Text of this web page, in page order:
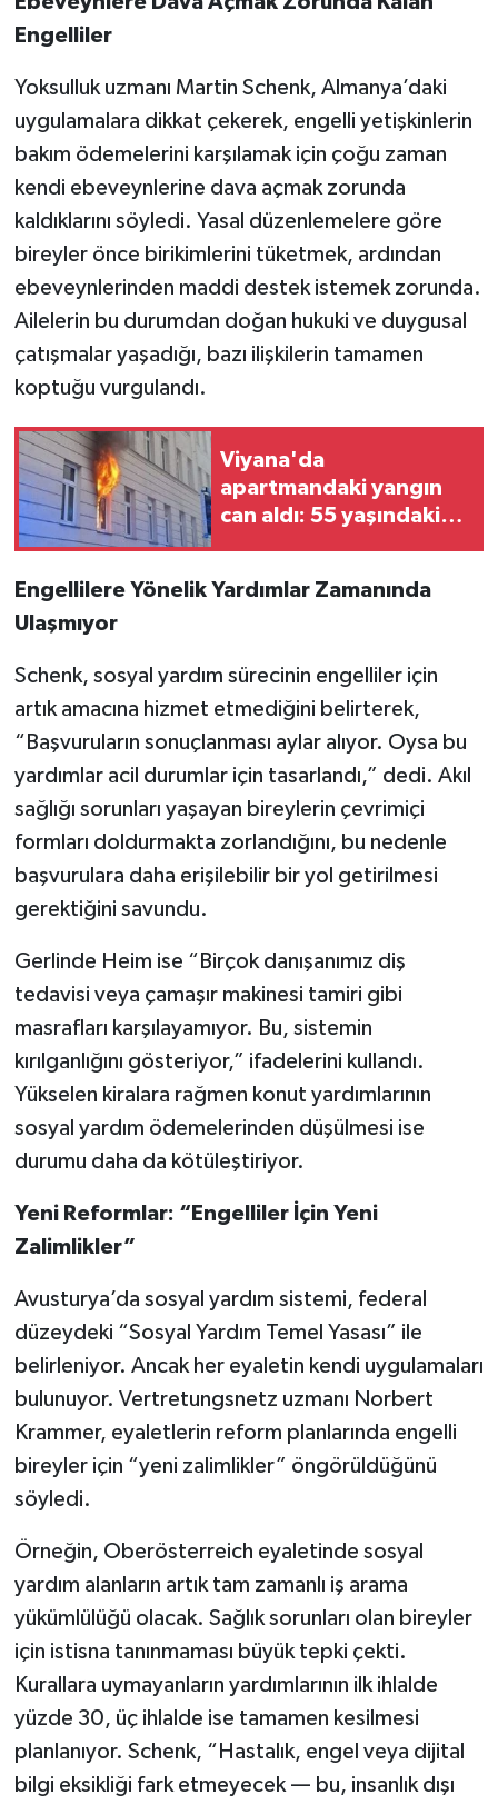
Engelliler
Yoksulluk uzmanı Martin Schenk, Almanya’daki
uygulamalara dikkat çekerek, engelli yetişkinlerin
bakım ödemelerini karşılamak için çoğu zaman
kendi ebeveynlerine dava açmak zorunda
kaldıklarını söyledi. Yasal düzenlemelere göre
bireyler önce birikimlerini tüketmek, ardından
ebeveynlerinden maddi destek istemek zorunda.
Ailelerin bu durumdan doğan hukuki ve duygusal
çatışmalar yaşadığı, bazı ilişkilerin tamamen
koptuğu vurgulandı.
Viyana'da
apartmandaki yangın
can aldı: 55 yaşındaki
Engellilere Yönelik Yardımlar Zamanında
Ulaşmıyor
Schenk, sosyal yardım sürecinin engelliler için
artık amacına hizmet etmediğini belirterek,
“Başvuruların sonuçlanması aylar alıyor. Oysa bu
yardımlar acil durumlar için tasarlandı,” dedi. Akıl
sağlığı sorunları yaşayan bireylerin çevrimiçi
formları doldurmakta zorlandığını, bu nedenle
başvurulara daha erişilebilir bir yol getirilmesi
gerektiğini savundu.
Gerlinde Heim ise “Birçok danışanımız diş
tedavisi veya çamaşır makinesi tamiri gibi
masrafları karşılayamıyor. Bu, sistemin
kırılganlığını gösteriyor,” ifadelerini kullandı.
Yükselen kiralara rağmen konut yardımlarının
sosyal yardım ödemelerinden düşülmesi ise
durumu daha da kötüleştiriyor.
Yeni Reformlar: “Engelliler İçin Yeni
Zalimlikler”
Avusturya’da sosyal yardım sistemi, federal
düzeydeki “Sosyal Yardım Temel Yasası” ile
belirleniyor. Ancak her eyaletin kendi uygulamaları
bulunuyor. Vertretungsnetz uzmanı Norbert
Krammer, eyaletlerin reform planlarında engelli
bireyler için “yeni zalimlikler” öngörüldüğünü
söyledi.
Örneğin, Oberösterreich eyaletinde sosyal
yardım alanların artık tam zamanlı iş arama
yükümlülüğü olacak. Sağlık sorunları olan bireyler
için istisna tanınmaması büyük tepki çekti.
Kurallara uymayanların yardımlarının ilk ihlalde
yüzde 30, üç ihlalde ise tamamen kesilmesi
planlanıyor. Schenk, “Hastalık, engel veya dijital
bilgi eksikliği fark etmeyecek — bu, insanlık dışı